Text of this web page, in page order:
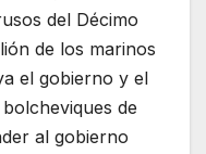
del Décimo
de los marinos
el gobierno y el
de
al gobierno